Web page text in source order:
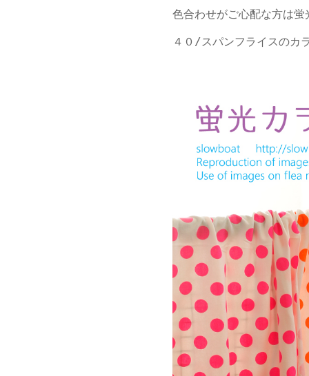
色合わせがご心配な方は
４０/スパンフライスのカ